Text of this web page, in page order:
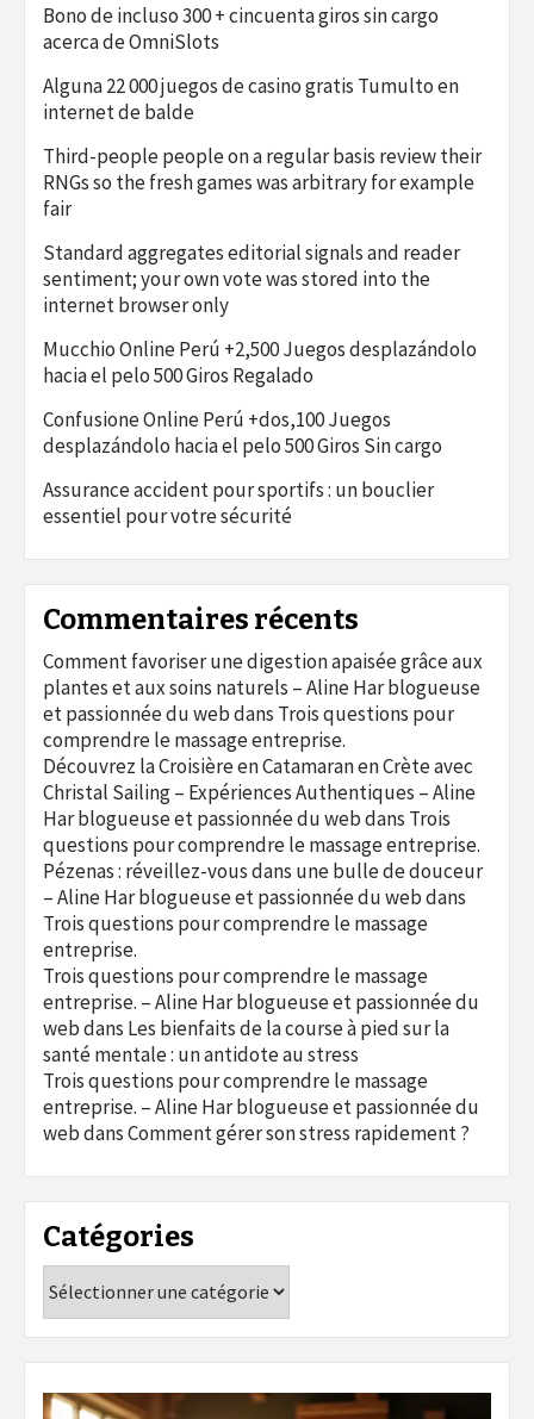
Bono de incluso 300 + cincuenta giros sin cargo
acerca de OmniSlots
Alguna 22 000 juegos de casino gratis Tumulto en
internet de balde
Third-people people on a regular basis review their
RNGs so the fresh games was arbitrary for example
fair
Standard aggregates editorial signals and reader
sentiment; your own vote was stored into the
internet browser only
Mucchio Online Perú +2,500 Juegos desplazándolo
hacia el pelo 500 Giros Regalado
Confusione Online Perú +dos,100 Juegos
desplazándolo hacia el pelo 500 Giros Sin cargo
Assurance accident pour sportifs : un bouclier
essentiel pour votre sécurité
Commentaires récents
Comment favoriser une digestion apaisée grâce aux
plantes et aux soins naturels – Aline Har blogueuse
et passionnée du webdans Trois questions pour
comprendre le massage entreprise.
Découvrez la Croisière en Catamaran en Crète avec
Christal Sailing – Expériences Authentiques – Aline
Har blogueuse et passionnée du webdans Trois
questions pour comprendre le massage entreprise.
Pézenas : réveillez-vous dans une bulle de douceur
– Aline Har blogueuse et passionnée du webdans
Trois questions pour comprendre le massage
entreprise.
Trois questions pour comprendre le massage
entreprise. – Aline Har blogueuse et passionnée du
webdans Les bienfaits de la course à pied sur la
santé mentale : un antidote au stress
Trois questions pour comprendre le massage
entreprise. – Aline Har blogueuse et passionnée du
webdansComment gérer son stress rapidement ?
Catégories